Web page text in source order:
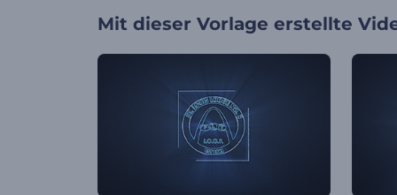
Mit dieser Vorlage erstellte